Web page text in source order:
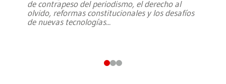
de contrapeso del periodismo, el derecho al
olvido, reformas constitucionales y los desafíos
de nuevas tecnologías...